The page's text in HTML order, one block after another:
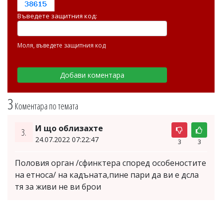
3 Коментара по темата
3. И що облизахте
24.07.2022 07:22:47 3 3
Половия орган /сфинктера според особеностите
на етноса/ на кадъната,пине пари да ви е дсла
тя за живи не ви брои
Въведете защитния код:
Моля, въведете защитния код